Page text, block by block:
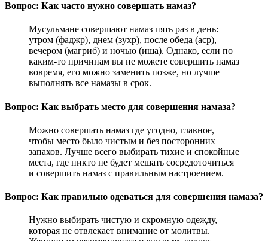
Вопрос: Как часто нужно совершать намаз?
Мусульмане совершают намаз пять раз в день:
утром (фаджр), днем (зухр), после обеда (аср),
вечером (магриб) и ночью (иша). Однако, если по
каким-то причинам вы не можете совершить намаз
вовремя, его можно заменить позже, но лучше
выполнять все намазы в срок.
Вопрос: Как выбрать место для совершения намаза?
Можно совершать намаз где угодно, главное,
чтобы место было чистым и без посторонних
запахов. Лучше всего выбирать тихие и спокойные
места, где никто не будет мешать сосредоточиться
и совершить намаз с правильным настроением.
Вопрос: Как правильно одеваться для совершения намаза?
Нужно выбирать чистую и скромную одежду,
которая не отвлекает внимание от молитвы.